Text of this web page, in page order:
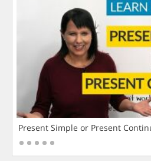
Present Simple or Present